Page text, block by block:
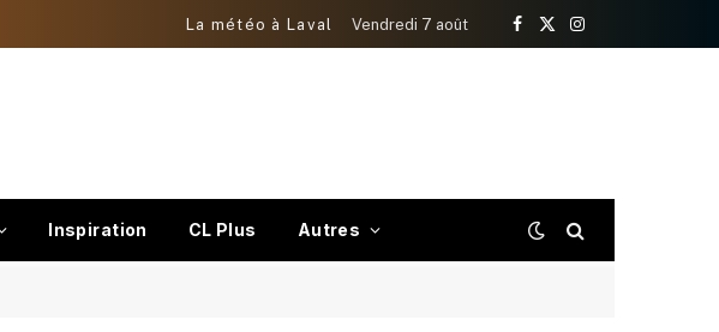
La météo à Laval Vendredi 7 août
Facebook
X
Instagram
Inspiration CL Plus Autres